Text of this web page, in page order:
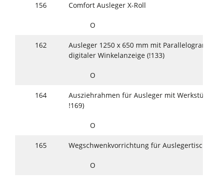
156 Comfort Ausleger X-Roll
O
162
Ausleger 1250 x 650 mm mit
digitaler Winkelanzeige (!133)
O
164
Ausziehrahmen für Ausleger mit
!169)
O
165 Wegschwenkvorrichtung für Auslegertisch
O